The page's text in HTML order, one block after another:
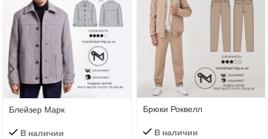
Блейзер Марк
В наличии
Брюки Роквелл
В наличии